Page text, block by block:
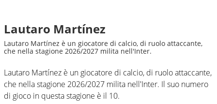
Lautaro Martínez
Lautaro Martínez è un giocatore di calcio, di ruolo attaccante,
che nella stagione 2026/2027 milita nell'Inter.
Lautaro Martínez è un giocatore di calcio, di ruolo attaccante,
che nella stagione 2026/2027 milita nell'Inter. Il suo numero
di gioco in questa stagione è il 10.